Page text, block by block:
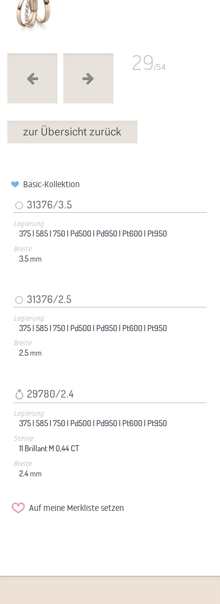
29/54
zur Übersicht zurück
Basic-Kollektion
31376/3.5
Legierung
375 |585 |750 | Pd500 | Pd950 | Pt600 | Pt950
Breite
3.5 mm
31376/2.5
Legierung
375 |585 |750 | Pd500 | Pd950 | Pt600 | Pt950
Breite
2.5 mm
29780/2.4
Legierung
375 |585 |750 | Pd500 | Pd950 | Pt600 | Pt950
Steine
11 Brillant M 0,44 CT
Breite
2.4 mm
Auf meine Merkliste setzen